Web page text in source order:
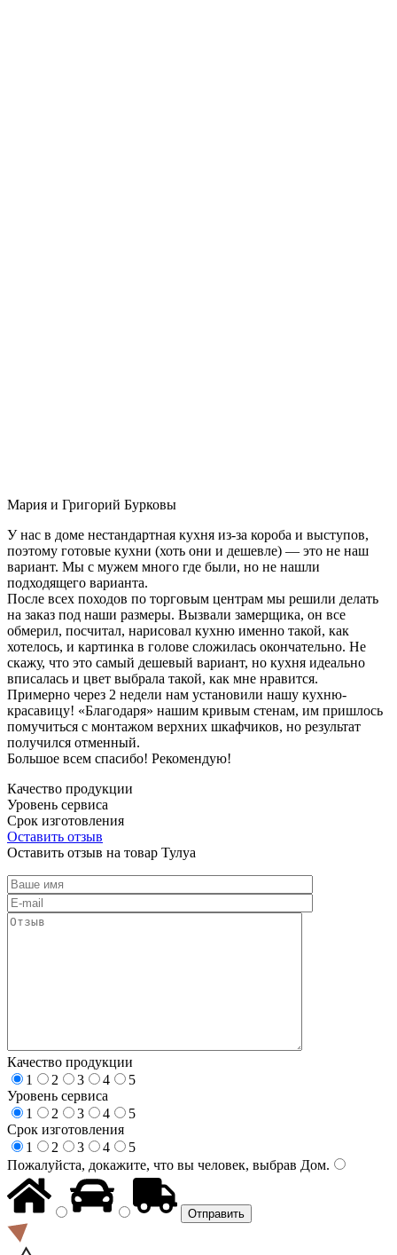
Мария и Григорий Бурковы
У нас в доме нестандартная кухня из-за короба и выступов,
поэтому готовые кухни (хоть они и дешевле) — это не наш
вариант. Мы с мужем много где были, но не нашли
подходящего варианта.
После всех походов по торговым центрам мы решили делать
на заказ под наши размеры. Вызвали замерщика, он все
обмерил, посчитал, нарисовал кухню именно такой, как
хотелось, и картинка в голове сложилась окончательно. Не
скажу, что это самый дешевый вариант, но кухня идеально
вписалась и цвет выбрала такой, как мне нравится.
Примерно через 2 недели нам установили нашу кухню-
красавицу! «Благодаря» нашим кривым стенам, им пришлось
помучиться с монтажом верхних шкафчиков, но результат
получился отменный.
Большое всем спасибо! Рекомендую!
Качество продукции
Уровень сервиса
Срок изготовления
Оставить отзыв
Оставить отзыв на товар Тулуа
Качество продукции
1
2 3 4
5
Уровень сервиса
1
2 3 4
5
Срок изготовления
1
2 3 4
5
Пожалуйста, докажите, что вы человек, выбрав Дом.